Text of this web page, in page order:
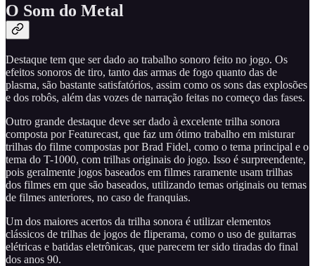
O Som do Metal
Destaque tem que ser dado ao trabalho sonoro feito no jogo. Os
efeitos sonoros de tiro, tanto das armas de fogo quanto das de
plasma, são bastante satisfatórios, assim como os sons das explosões
e dos robôs, além das vozes de narração feitas no começo das fases.
Outro grande destaque deve ser dado à excelente trilha sonora
composta por Featurecast, que faz um ótimo trabalho em misturar
trilhas do filme compostas por Brad Fidel, como o tema principal e o
tema do T-1000, com trilhas originais do jogo. Isso é surpreendente,
pois geralmente jogos baseados em filmes raramente usam trilhas
dos filmes em que são baseados, utilizando temas originais ou temas
de filmes anteriores, no caso de franquias.
Um dos maiores acertos da trilha sonora é utilizar elementos
clássicos de trilhas de jogos de fliperama, como o uso de guitarras
elétricas e batidas eletrônicas, que parecem ter sido tiradas do final
dos anos 90.